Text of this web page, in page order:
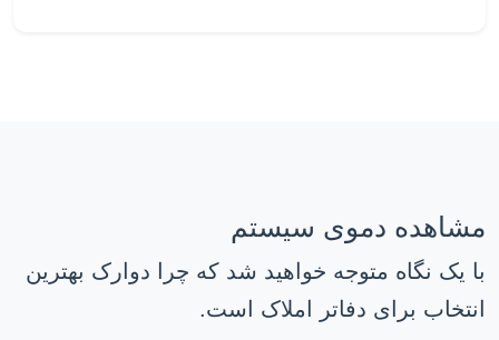
مشاهده دموی سیستم
با یک نگاه متوجه خواهید شد که چرا دوارک بهترین
انتخاب برای دفاتر املاک است.